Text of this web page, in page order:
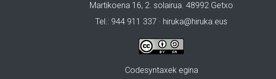
Martikoena 16, 2. solairua. 48992 Getxo
Tel.: 944 911 337 · hiruka@hiruka.eus
Codesyntaxek egina